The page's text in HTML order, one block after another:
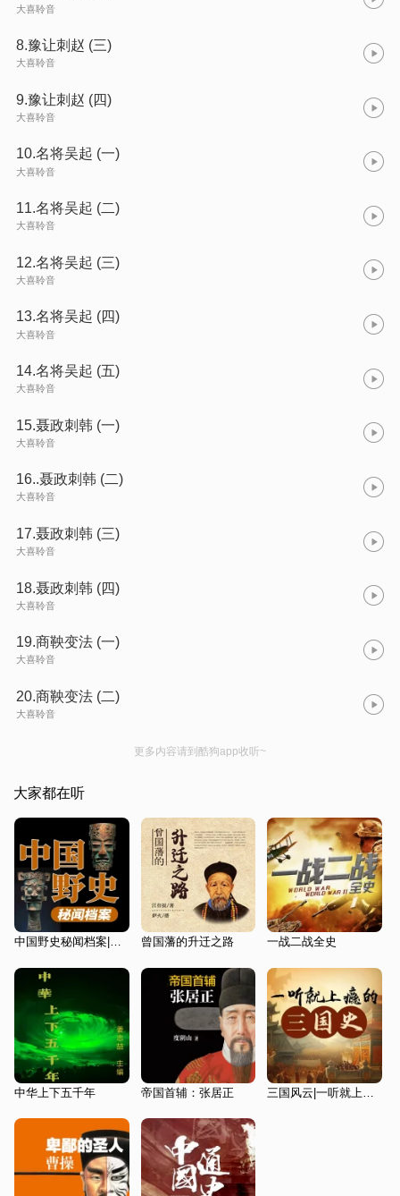
大喜聆音
8.豫让刺赵 (三)
大喜聆音
9.豫让刺赵 (四)
大喜聆音
10.名将吴起 (一)
大喜聆音
11.名将吴起 (二)
大喜聆音
12.名将吴起 (三)
大喜聆音
13.名将吴起 (四)
大喜聆音
14.名将吴起 (五)
大喜聆音
15.聂政刺韩 (一)
大喜聆音
16..聂政刺韩 (二)
大喜聆音
17.聂政刺韩 (三)
大喜聆音
18.聂政刺韩 (四)
大喜聆音
19.商鞅变法 (一)
大喜聆音
20.商鞅变法 (二)
大喜聆音
更多内容请到酷狗app收听~
大家都在听
中国野史秘闻档案|八卦趣味&奇闻异事|历史冷知识 曾国藩的升迁之路 一战二战全史
中华上下五千年 帝国首辅：张居正